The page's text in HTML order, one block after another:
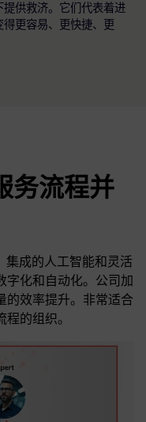
供救济。它们代表着进
更容易、更快捷、更
务流程并
集成的人工智能和灵活
字化和自动化。公司加
的效率提升。非常适合
的组织。